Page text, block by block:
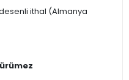
ithal (Almanya